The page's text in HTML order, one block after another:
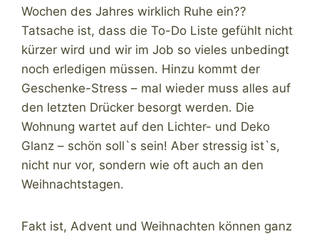
Wochen des Jahres wirklich Ruhe ein??
Tatsache ist, dass die To-Do Liste gefühlt nicht
kürzer wird und wir im Job so vieles unbedingt
noch erledigen müssen. Hinzu kommt der
Geschenke-Stress – mal wieder muss alles auf
den letzten Drücker besorgt werden. Die
Wohnung wartet auf den Lichter- und Deko
Glanz – schön soll`s sein! Aber stressig ist`s,
nicht nur vor, sondern wie oft auch an den
Weihnachtstagen.
Fakt ist, Advent und Weihnachten können ganz